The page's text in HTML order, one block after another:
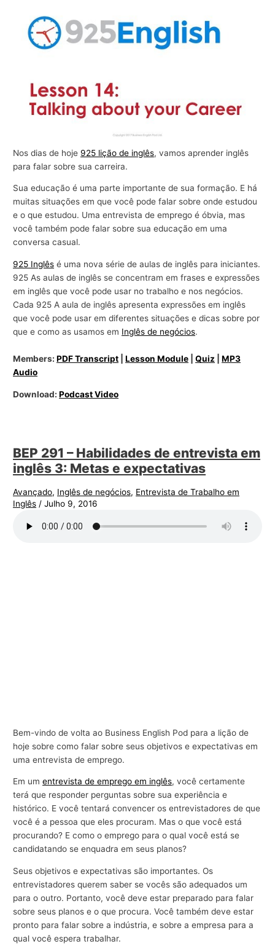
Nos dias de hoje 925 lição de inglês, vamos aprender inglês
para falar sobre sua carreira.
Sua educação é uma parte importante de sua formação. E há
muitas situações em que você pode falar sobre onde estudou
e o que estudou. Uma entrevista de emprego é óbvia, mas
você também pode falar sobre sua educação em uma
conversa casual.
925 Inglês é uma nova série de aulas de inglês para iniciantes.
925 As aulas de inglês se concentram em frases e expressões
em inglês que você pode usar no trabalho e nos negócios.
Cada 925 A aula de inglês apresenta expressões em inglês
que você pode usar em diferentes situações e dicas sobre por
que e como as usamos em Inglês de negócios.
Members:PDF Transcript |Lesson Module |Quiz |MP3
Audio
Download:Podcast Video
BEP 291 – Habilidades de entrevista em
inglês 3: Metas e expectativas
Avançado, Inglês de negócios, Entrevista de Trabalho em
Inglês /Julho 9, 2016
Bem-vindo de volta ao Business English Pod para a lição de
hoje sobre como falar sobre seus objetivos e expectativas em
uma entrevista de emprego.
Em umentrevista de emprego em inglês, você certamente
terá que responder perguntas sobre sua experiência e
histórico. E você tentará convencer os entrevistadores de que
você é a pessoa que eles procuram. Mas o que você está
procurando? E como o emprego para o qual você está se
candidatando se enquadra em seus planos?
Seus objetivos e expectativas são importantes. Os
entrevistadores querem saber se vocês são adequados um
para o outro. Portanto, você deve estar preparado para falar
sobre seus planos e o que procura. Você também deve estar
pronto para falar sobre a indústria, e sobre a empresa para a
qual você espera trabalhar.